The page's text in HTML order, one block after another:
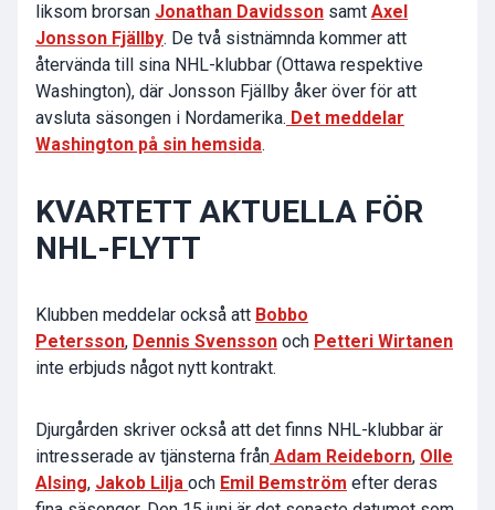
liksom brorsan Jonathan Davidsson samt Axel
Jonsson Fjällby. De två sistnämnda kommer att
återvända till sina NHL-klubbar (Ottawa respektive
Washington), där Jonsson Fjällby åker över för att
avsluta säsongen i Nordamerika. Det meddelar
Washington på sin hemsida.
KVARTETT AKTUELLA FÖR
NHL-FLYTT
Klubben meddelar också att Bobbo
Petersson, Dennis Svensson och Petteri Wirtanen
inte erbjuds något nytt kontrakt.
Djurgården skriver också att det finns NHL-klubbar är
intresserade av tjänsterna från Adam Reideborn, Olle
Alsing, Jakob Lilja och Emil Bemström efter deras